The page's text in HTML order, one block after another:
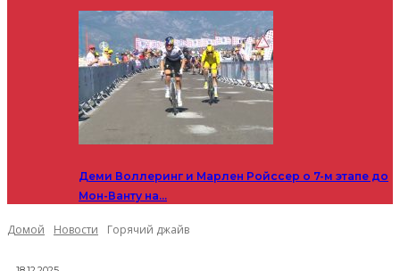
Деми Воллеринг и Марлен Ройссер о 7-м этапе до
Мон-Ванту на…
Домой Новости Горячий джайв